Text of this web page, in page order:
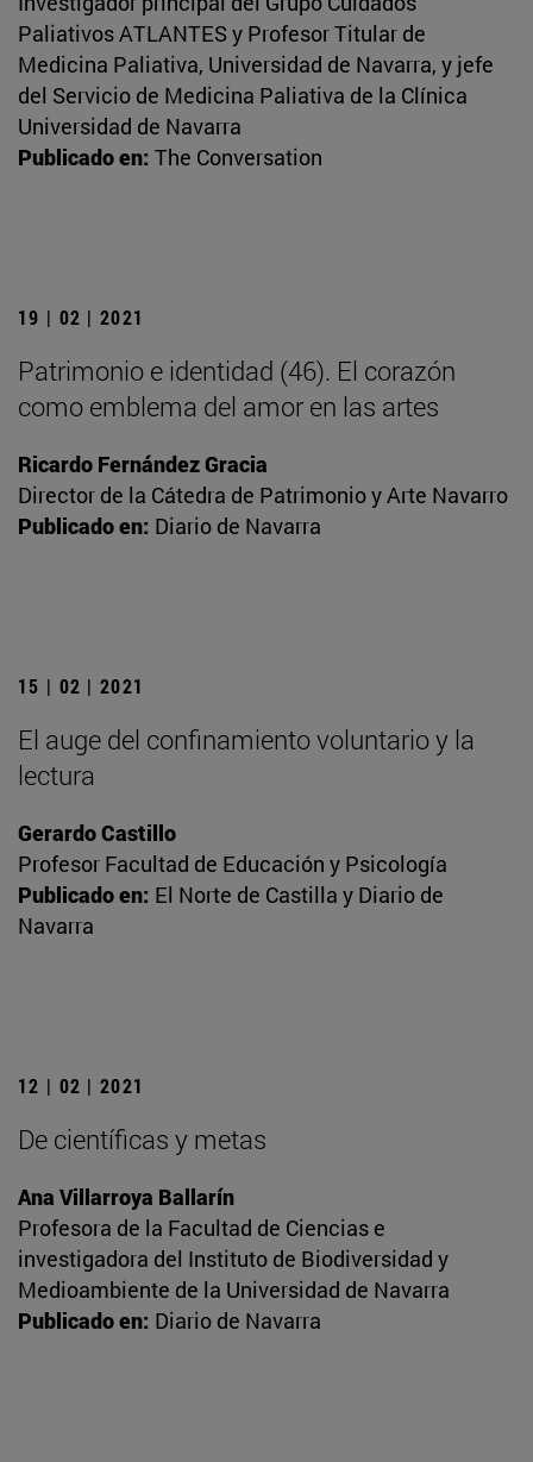
Paliativos ATLANTES y Profesor Titular de
Medicina Paliativa, Universidad de Navarra, y jefe
del Servicio de Medicina Paliativa de la Clínica
Universidad de Navarra
Publicado en: The Conversation
19 | 02 | 2021
Patrimonio e identidad (46). El corazón
como emblema del amor en las artes
Ricardo Fernández Gracia
Director de la Cátedra de Patrimonio y Arte Navarro
Publicado en: Diario de Navarra
15 | 02 | 2021
El auge del confinamiento voluntario y la
lectura
Gerardo Castillo
Profesor Facultad de Educación y Psicología
Publicado en: El Norte de Castilla y Diario de
Navarra
12 | 02 | 2021
De científicas y metas
Ana Villarroya Ballarín
Profesora de la Facultad de Ciencias e
investigadora del Instituto de Biodiversidad y
Medioambiente de la Universidad de Navarra
Publicado en: Diario de Navarra